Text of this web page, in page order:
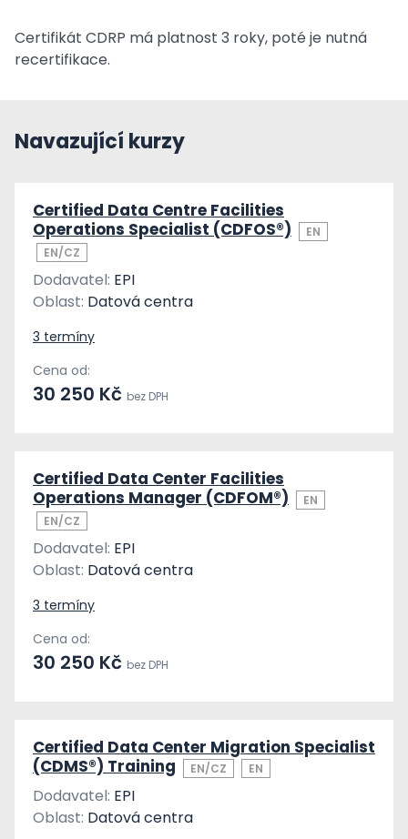
Certifikát CDRP má platnost 3 roky, poté je nutná
recertifikace.
Navazující kurzy
Certified Data Centre Facilities
Operations Specialist (CDFOS®)
EN
EN/CZ
Dodavatel: EPI
Oblast: Datová centra
3 termíny
Cena od:
30 250 Kč bez DPH
Certified Data Center Facilities
Operations Manager (CDFOM®)
EN
EN/CZ
Dodavatel: EPI
Oblast: Datová centra
3 termíny
Cena od:
30 250 Kč bez DPH
Certified Data Center Migration Specialist
(CDMS®) Training
EN/CZ EN
Dodavatel: EPI
Oblast: Datová centra